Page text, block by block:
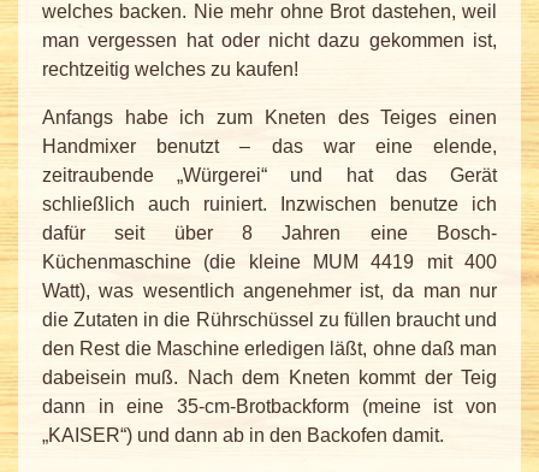
welches backen. Nie mehr ohne Brot dastehen, weil
man vergessen hat oder nicht dazu gekommen ist,
rechtzeitig welches zu kaufen!
Anfangs habe ich zum Kneten des Teiges einen
Handmixer benutzt – das war eine elende,
zeitraubende „Würgerei“ und hat das Gerät
schließlich auch ruiniert. Inzwischen benutze ich
dafür seit über 8 Jahren eine Bosch-
Küchenmaschine (die kleine MUM 4419 mit 400
Watt), was wesentlich angenehmer ist, da man nur
die Zutaten in die Rührschüssel zu füllen braucht und
den Rest die Maschine erledigen läßt, ohne daß man
dabeisein muß. Nach dem Kneten kommt der Teig
dann in eine 35-cm-Brotbackform (meine ist von
„KAISER“) und dann ab in den Backofen damit.